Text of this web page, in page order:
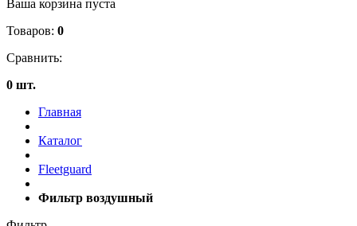
Ваша корзина пуста
Товаров: 0
Сравнить:
0 шт.
Главная
Каталог
Fleetguard
Фильтр воздушный